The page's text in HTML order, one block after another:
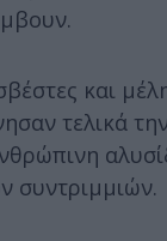
και
τελικά
συντριμμιών.